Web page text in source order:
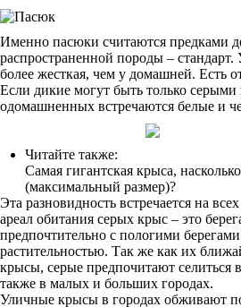
Именно пасюки считаются предками
распространенной породы –
более жесткая, чем у домашней. Есть
Если дикие могут быть только
одомашненных встречаются белые и
Читайте также:
Самая гигантская крыса,
(максимальный размер)?
Эта разновидность встречается на
ареал обитания серых крыс – это
предпочтительно с пологими
растительностью. Так же как их
крысы, серые предпочитают селиться
также в малых и больших городах.
Уличные крысы в городах обживают